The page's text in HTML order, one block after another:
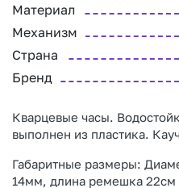
Материал
Механизм
Страна
Бренд
Кварцевые часы.
выполнен из пластика.
Габаритные размеры:
14мм, длина ремешка 22см